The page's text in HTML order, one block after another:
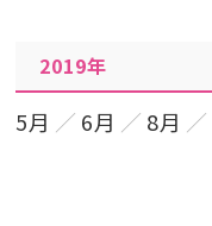
2019年
5月 6月 8月